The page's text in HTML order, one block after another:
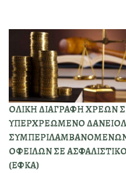
ΟΛΙΚΗ ΔΙΑΓΡΑΦΗ ΧΡΕΩΝ
ΥΠΕΡΧΡΕΩΜΕΝΟ
ΣΥΜΠΕΡΙΛΑΜΒΑΝΟΜΕΝΩΝ
ΟΦΕΙΛΩΝ ΣΕ
(ΕΦΚΑ)